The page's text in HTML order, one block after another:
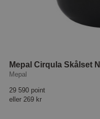
Mepal Cirqula Skålset
Mepal
29 590 point
eller 269 kr